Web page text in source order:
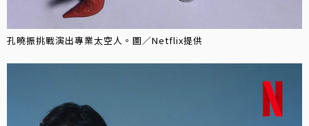
孔曉振挑戰演出專業太空人。圖／Netflix提供